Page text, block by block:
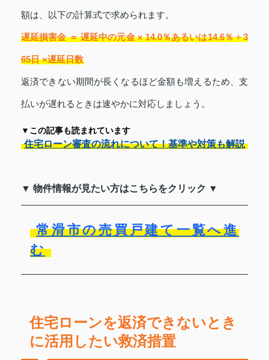
額は、以下の計算式で求められます。
遅延損害金 ＝ 遅延中の元金 × 14.0％あるいは14.6％ ÷ 3
65日 ×遅延日数
返済できない期間が長くなるほど金額も増えるため、支
払いが遅れるときは速やかに対応しましょう。
▼この記事も読まれています
住宅ローン審査の流れについて！基準や対策も解説
▼ 物件情報が見たい方はこちらをクリック ▼
常滑市の売買戸建て一覧へ進
む
住宅ローンを返済できないとき
に活用したい救済措置